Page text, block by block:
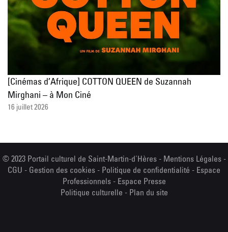
[Cinémas d’Afrique] COTTON QUEEN de Suzannah
Mirghani – à Mon Ciné
16 juillet 2026
© 2023 Portail culturel de Saint-Martin-d'Hères - Mentions Légales-
CGU - Gestion des cookies - Politique de confidentialité - Espace
Professionnels- Espace Presse
Politique culturelle - Plan du site